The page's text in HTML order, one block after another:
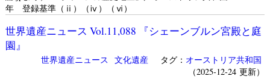
年 登録基準（ⅱ）（ⅳ）（ⅵ）
世界遺産ニュース Vol.11,088 『シェーンブルン宮殿と庭
園』
世界遺産ニュース 文化遺産タグ： オーストリア共和国
（2025-12-24 更新）